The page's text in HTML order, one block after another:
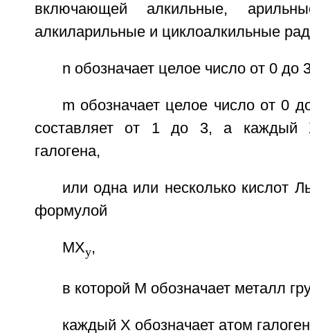
включающей алкильные,
алкиларильные и циклоалкильные
n обозначает целое число от 0 до
m обозначает целое число от 0
составляет от 1 до 3, а каждый
галогена,
или одна или несколько кислот
формулой
MXy,
в которой М обозначает металл
каждый X обозначает атом